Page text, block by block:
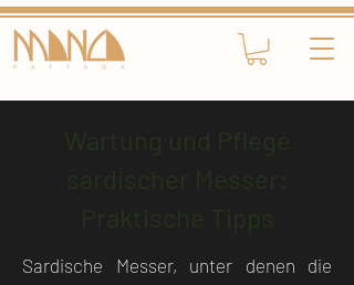
Sardische Messer, unter denen die